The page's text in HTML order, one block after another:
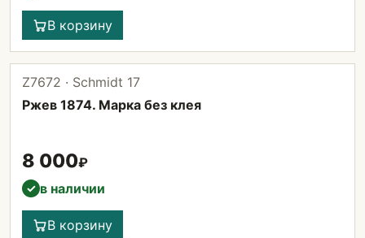
В корзину
Z7672 · Schmidt 17
Ржев 1874. Марка без клея
8 000₽
✓ в наличии
В корзину